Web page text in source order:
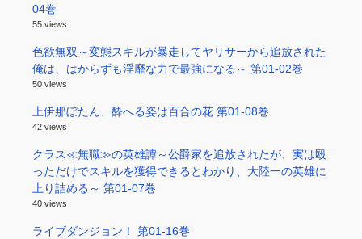
04巻
55 views
色欲無双～変態スキルが暴走してヤリサーから追放された
俺は、はからずも淫靡な力で最強になる～ 第01-02巻
50 views
上伊那ぼたん、酔へる姿は百合の花 第01-08巻
42 views
クラス≪無職≫の英雄譚～公爵家を追放されたが、実は殴
っただけでスキルを獲得できるとわかり、大陸一の英雄に
上り詰める～ 第01-07巻
40 views
ライブダンジョン！ 第01-16巻